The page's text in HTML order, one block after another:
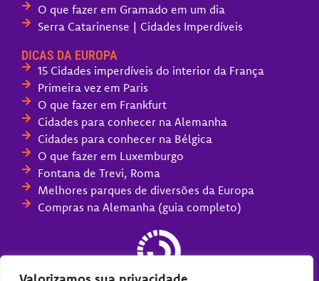
O que fazer em Gramado em um dia
Serra Catarinense | Cidades Imperdíveis
DICAS DA EUROPA
15 Cidades imperdíveis do interior da França
Primeira vez em Paris
O que fazer em Frankfurt
Cidades para conhecer na Alemanha
Cidades para conhecer na Bélgica
O que fazer em Luxemburgo
Fontana de Trevi, Roma
Melhores parques de diversões da Europa
Compras na Alemanha (guia completo)